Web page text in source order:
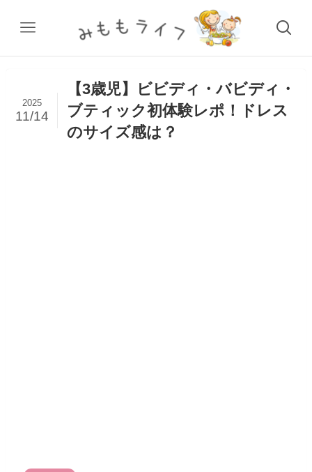
【3歳児】ビビディ・バビディ・
ブティック初体験レポ！ドレス
のサイズ感は？
2025
11/14